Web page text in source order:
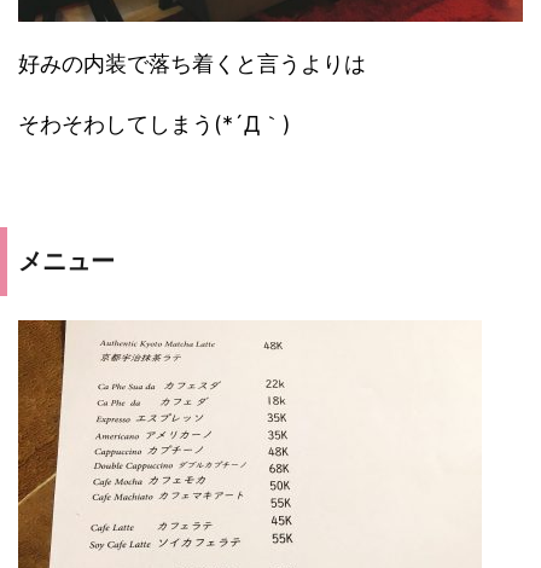
好みの内装で落ち着くと言うよりは
そわそわしてしまう(*´Д｀)
メニュー